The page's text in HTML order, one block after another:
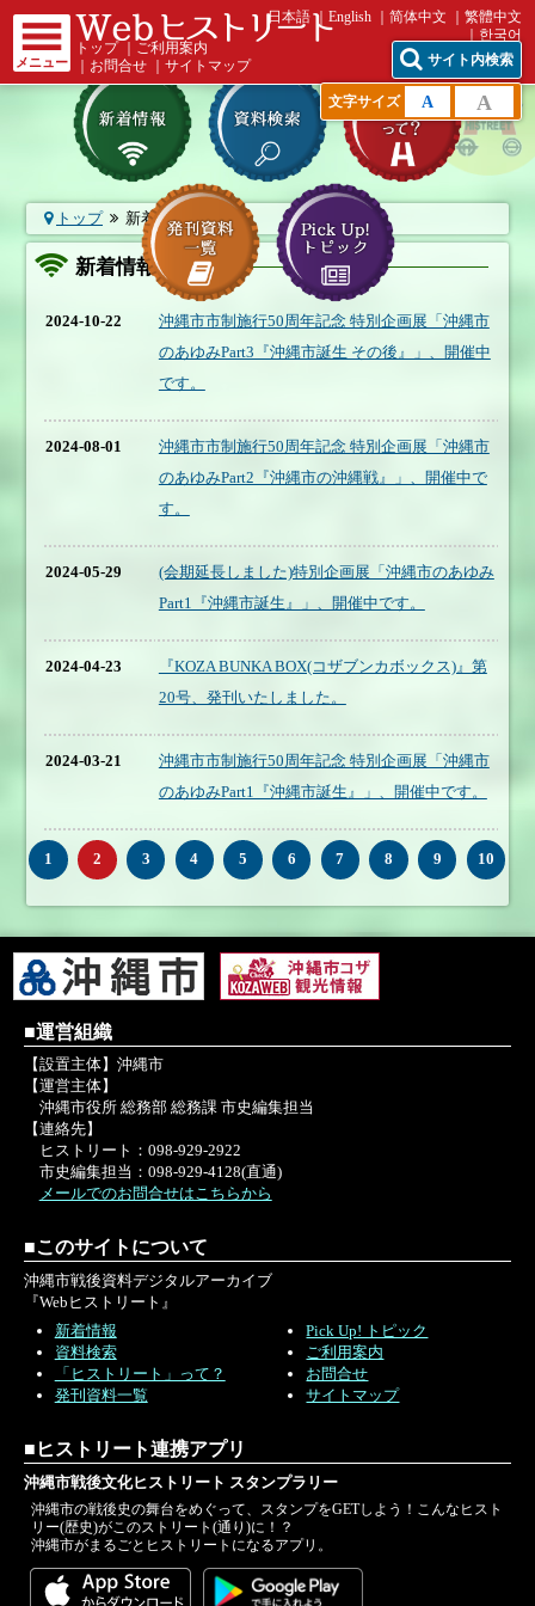
メニュー
トップ
ご利用案内
お問合せ ｜サイトマップ
日本語 English 简体中文
繁體中文
한국어
サイト内検索
文字サイズ A A
トップ 新着情報一覧
新着情報一覧
2024-10-22
沖縄市市制施行50周年記念 特別企画展「沖縄市
のあゆみPart3『沖縄市誕生 その後』」、開催中
です。
2024-08-01
沖縄市市制施行50周年記念 特別企画展「沖縄市
のあゆみPart2『沖縄市の沖縄戦』」、開催中で
す。
2024-05-29
(会期延長しました)特別企画展「沖縄市のあゆみ
Part1『沖縄市誕生』」、開催中です。
2024-04-23
『KOZA BUNKA BOX(コザブンカボックス)』第
20号、発刊いたしました。
2024-03-21
沖縄市市制施行50周年記念 特別企画展「沖縄市
のあゆみPart1『沖縄市誕生』」、開催中です。
1 2 3 4 5 6 7 8 9 10
■運営組織
【設置主体】沖縄市
【運営主体】
沖縄市役所 総務部 総務課 市史編集担当
【連絡先】
ヒストリート：098-929-2922
市史編集担当：098-929-4128(直通)
メールでのお問合せはこちらから
■このサイトについて
沖縄市戦後資料デジタルアーカイブ
『Webヒストリート』
新着情報
資料検索
「ヒストリート」って？
発刊資料一覧
Pick Up! トピック
ご利用案内
お問合せ
サイトマップ
■ヒストリート連携アプリ
沖縄市戦後文化ヒストリート スタンプラリー
沖縄市の戦後史の舞台をめぐって、スタンプをGETしよう！こんなヒスト
リー(歴史)がこのストリート(通り)に！？
沖縄市がまるごとヒストリートになるアプリ。